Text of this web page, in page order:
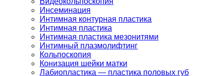
Инсеминация
Интимная контурная пластика
Интимная пластика
Интимная пластика мезонитями
Интимный плазмолифтинг
Кольпоскопия
Конизация шейки матки
Лабиопластика — пластика половых губ